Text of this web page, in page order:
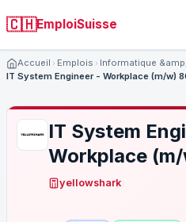
🇨🇭EmploiSuisse
Accueil Emplois
Informatique
IT System Engineer - Workplace (m/w)
IT System
Workplace
yellowshark